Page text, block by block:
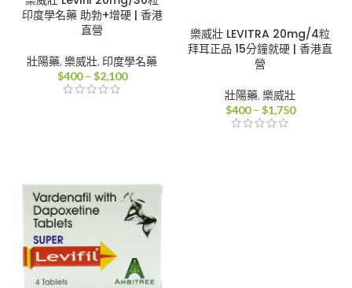
印度學名藥 助勃+增硬 | 香港
直營
壯陽藥, 樂威壯, 印度學名藥
$400 – $2,100價
樂威壯 LEVITRA 20mg/4粒
拜耳正品 15分鐘就硬 | 香港直
營
壯陽藥, 樂威壯
$400 – $1,750價